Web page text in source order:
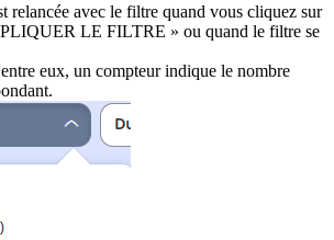
relancée avec le filtre quand vous cliquez sur
LE FILTRE » ou quand le filtre se
eux, un compteur indique le nombre